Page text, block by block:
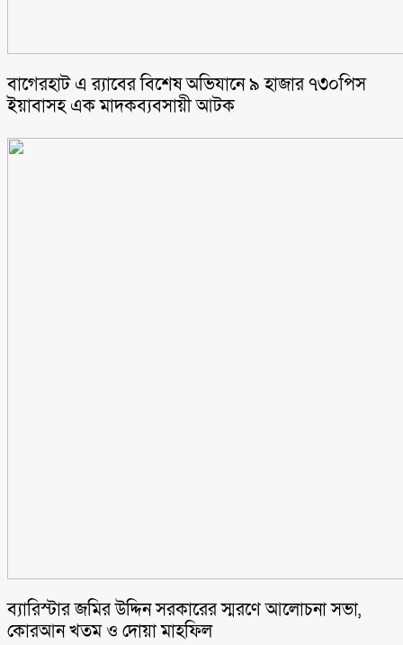
বাগেরহাট এ র‌্যাবের বিশেষ অভিযানে ৯ হাজার ৭৩০পিস
ইয়াবাসহ এক মাদকব্যবসায়ী আটক
ব্যারিস্টার জমির উদ্দিন সরকারের স্মরণে আলোচনা সভা,
কোরআন খতম ও দোয়া মাহফিল